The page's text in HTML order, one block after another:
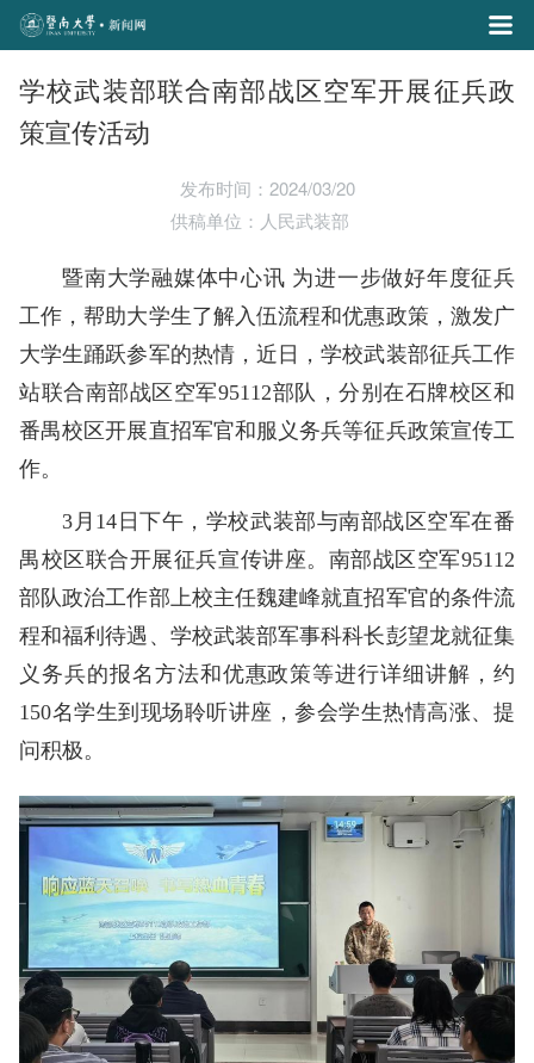
学校武装部联合南部战区空军开展征兵政
策宣传活动
发布时间：2024/03/20
供稿单位：人民武装部
暨南大学融媒体中心讯 为进一步做好年度征兵
工作，帮助大学生了解入伍流程和优惠政策，激发广
大学生踊跃参军的热情，近日，学校武装部征兵工作
站联合南部战区空军95112部队，分别在石牌校区和
番禺校区开展直招军官和服义务兵等征兵政策宣传工
作。
3月14日下午，学校武装部与南部战区空军在番
禺校区联合开展征兵宣传讲座。南部战区空军95112
部队政治工作部上校主任魏建峰就直招军官的条件流
程和福利待遇、学校武装部军事科科长彭望龙就征集
义务兵的报名方法和优惠政策等进行详细讲解，约
150名学生到现场聆听讲座，参会学生热情高涨、提
问积极。